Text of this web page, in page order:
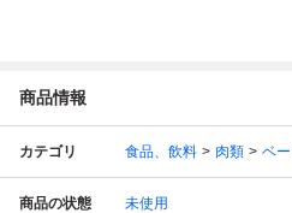
商品情報
カテゴリ 食品、飲料 肉類 ベ
商品の状態 未使用